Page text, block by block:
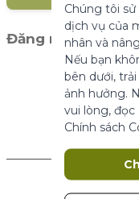
Đăng nhập với
thể hoạt
giúp làm
dụng được
năng cơ
Thông số
Cookie
dõi và thu
Chúng tôi
dịch vụ của
nhân và
Nếu bạn
bên dưới,
ảnh hưởng.
vui lòng, đọc
Chính sách